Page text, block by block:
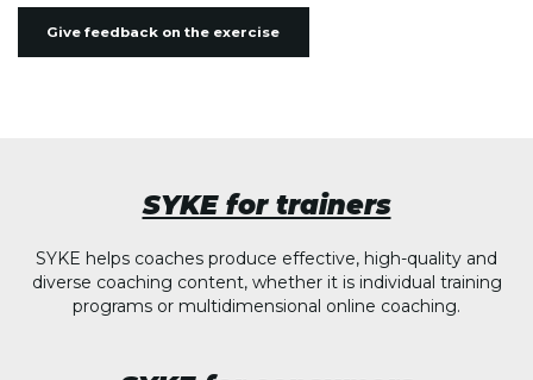
Give feedback on the exercise
SYKE for trainers
SYKE helps coaches produce effective, high-quality and
diverse coaching content, whether it is individual training
programs or multidimensional online coaching.